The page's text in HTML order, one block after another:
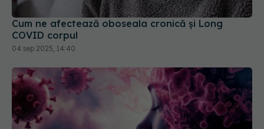
Cum ne afectează oboseala cronică și Long
COVID corpul
04 sep 2025, 14:40